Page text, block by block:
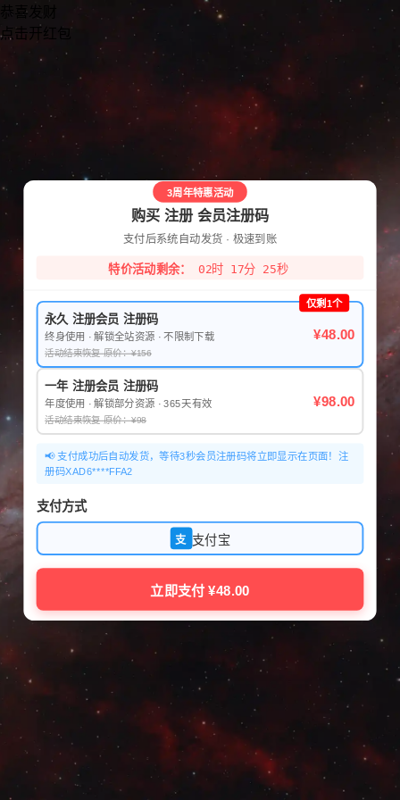
恭喜发财
点击开红包
3周年特惠活动
购买 注册 会员注册码
支付后系统自动发货 · 极速到账
特价活动剩余： 02时 17分 25秒
仅剩1个
永久 注册会员 注册码
终身使用 · 解锁全站资源 · 不限制下载
活动结束恢复 原价：¥156
¥48.00
一年 注册会员 注册码
年度使用 · 解锁部分资源 · 365天有效
活动结束恢复 原价：¥98
¥98.00
📢 支付成功后自动发货，等待3秒会员注册码将立即显示在页面！注
册码XAD6****FFA2
支付方式
支 支付宝
立即支付 ¥48.00